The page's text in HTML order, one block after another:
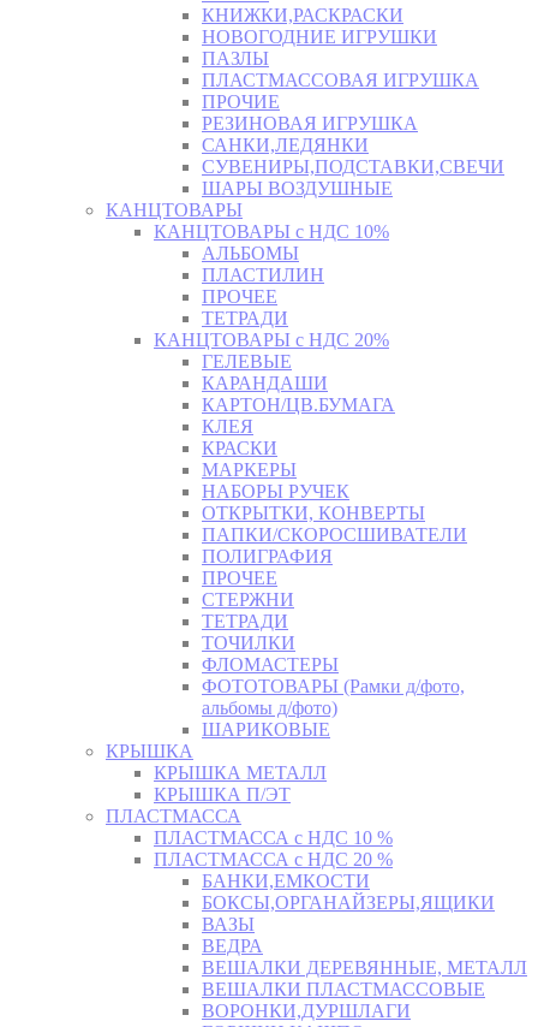
КНИЖКИ,РАСКРАСКИ
НОВОГОДНИЕ ИГРУШКИ
ПАЗЛЫ
ПЛАСТМАССОВАЯ ИГРУШКА
ПРОЧИЕ
РЕЗИНОВАЯ ИГРУШКА
САНКИ,ЛЕДЯНКИ
СУВЕНИРЫ,ПОДСТАВКИ,СВЕЧИ
ШАРЫ ВОЗДУШНЫЕ
КАНЦТОВАРЫ
КАНЦТОВАРЫ с НДС 10%
АЛЬБОМЫ
ПЛАСТИЛИН
ПРОЧЕЕ
ТЕТРАДИ
КАНЦТОВАРЫ с НДС 20%
ГЕЛЕВЫЕ
КАРАНДАШИ
КАРТОН/ЦВ.БУМАГА
КЛЕЯ
КРАСКИ
МАРКЕРЫ
НАБОРЫ РУЧЕК
ОТКРЫТКИ, КОНВЕРТЫ
ПАПКИ/СКОРОСШИВАТЕЛИ
ПОЛИГРАФИЯ
ПРОЧЕЕ
СТЕРЖНИ
ТЕТРАДИ
ТОЧИЛКИ
ФЛОМАСТЕРЫ
ФОТОТОВАРЫ (Рамки д/фото,
альбомы д/фото)
ШАРИКОВЫЕ
КРЫШКА
КРЫШКА МЕТАЛЛ
КРЫШКА П/ЭТ
ПЛАСТМАССА
ПЛАСТМАССА с НДС 10 %
ПЛАСТМАССА с НДС 20 %
БАНКИ,ЕМКОСТИ
БОКСЫ,ОРГАНАЙЗЕРЫ,ЯЩИКИ
ВАЗЫ
ВЕДРА
ВЕШАЛКИ ДЕРЕВЯННЫЕ, МЕТАЛЛ
ВЕШАЛКИ ПЛАСТМАССОВЫЕ
ВОРОНКИ,ДУРШЛАГИ